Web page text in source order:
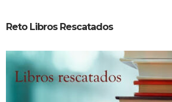
Reto Libros Rescatados